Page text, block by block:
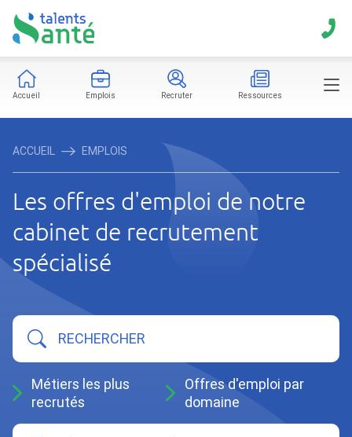
Accueil Emplois Recruter Ressources
ACCUEIL EMPLOIS
Les offres d'emploi de notre
cabinet de recrutement
spécialisé
Métiers les plus
recrutés
Offres d'emploi par
domaine